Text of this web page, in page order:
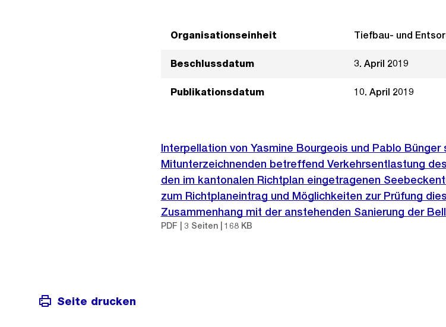
Organisationseinheit Tiefbau- und
Beschlussdatum 3. April 2019
Publikationsdatum 10. April 2019
Interpellation von Yasmine Bourgeois und Pablo Bünger
Mitunterzeichnenden betreffend Verkehrsentlastung
den im kantonalen Richtplan eingetragenen
zum Richtplaneintrag und Möglichkeiten zur Prüfung
Zusammenhang mit der anstehenden Sanierung der
PDF | 3 Seiten | 168 KB
Seite drucken